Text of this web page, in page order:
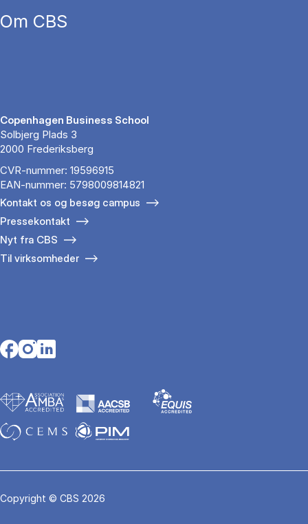
Om CBS
Copenhagen Business School
Solbjerg Plads 3
2000 Frederiksberg
CVR-nummer: 19596915
EAN-nummer: 5798009814821
Kontakt os og besøg campus
Pressekontakt
Nyt fra CBS
Til virksomheder
Opens in a new tab
Opens in a new tab
Opens in a new tab
Copyright © CBS 2026